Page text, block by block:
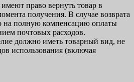
право вернуть товар в
получения. В случае возврата
на полную компенсацию оплаты
почтовых расходов.
должно иметь товарный вид, не
использования (включая